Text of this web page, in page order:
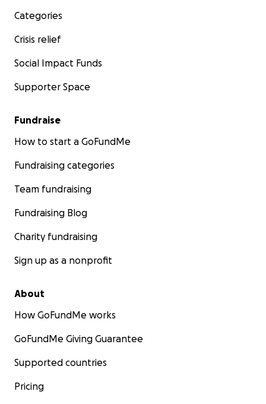
Categories
Crisis relief
Social Impact Funds
Supporter Space
Fundraise
How to start a GoFundMe
Fundraising categories
Team fundraising
Fundraising Blog
Charity fundraising
Sign up as a nonprofit
About
How GoFundMe works
GoFundMe Giving Guarantee
Supported countries
Pricing